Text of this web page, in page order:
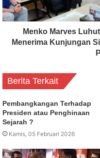
Menko Marves
Menerima Kunjungan
Berita Terkait
Pembangkangan Terhadap
Presiden atau Penghinaan
Sejarah ?
Kamis, 05 Februari 2026